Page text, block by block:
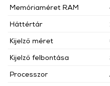
Memóriaméret RAM
Háttértár
Kijelző méret
Kijelző felbontása
Processzor